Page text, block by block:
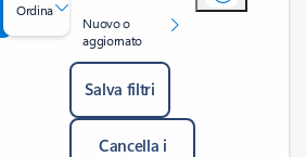
Ordina
Nuovo o
aggiornato
Salva filtri
Cancella i